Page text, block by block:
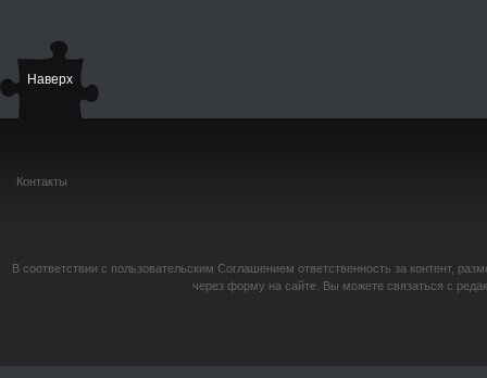
Наверх
Контакты
В соответствии с пользовательским Соглашением ответственность за контент,
через форму на сайте. Вы можете связаться с